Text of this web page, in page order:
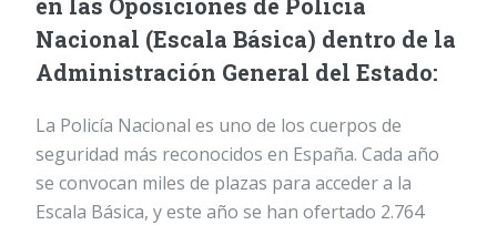
Nacional (Escala Básica) dentro de la
Administración General del Estado:
La Policía Nacional es uno de los cuerpos de
seguridad más reconocidos en España. Cada año
se convocan miles de plazas para acceder a la
Escala Básica, y este año se han ofertado 2.764